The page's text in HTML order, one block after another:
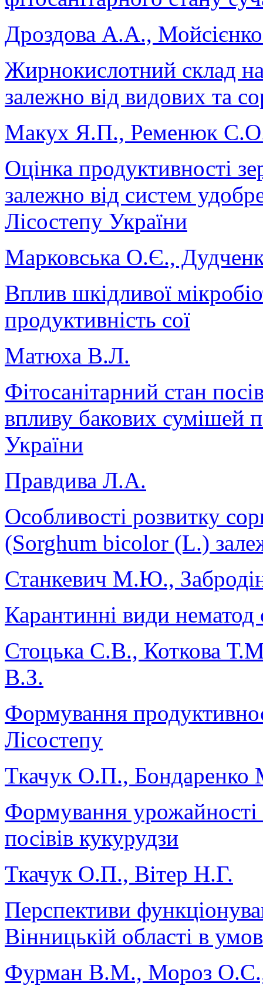
Дроздова А.А.,
Жирнокислотний склад
залежно від видових та
Макух Я.П., Ременюк
Оцінка продуктивності
залежно від систем
Лісостепу України
Марковська О.Є.,
Вплив шкідливої
продуктивність сої
Матюха В.Л.
Фітосанітарний стан
впливу бакових сумішей
України
Правдива Л.А.
Особливості розвитку
(Sorghum bicolor (L.)
Станкевич М.Ю.,
Карантинні види
Стоцька С.В., Коткова
В.З.
Формування
Лісостепу
Ткачук О.П., Бондаренко
Формування урожайності
посівів кукурудзи
Ткачук О.П., Вітер Н.Г.
Перспективи
Вінницькій області в
Фурман В.М., Мороз